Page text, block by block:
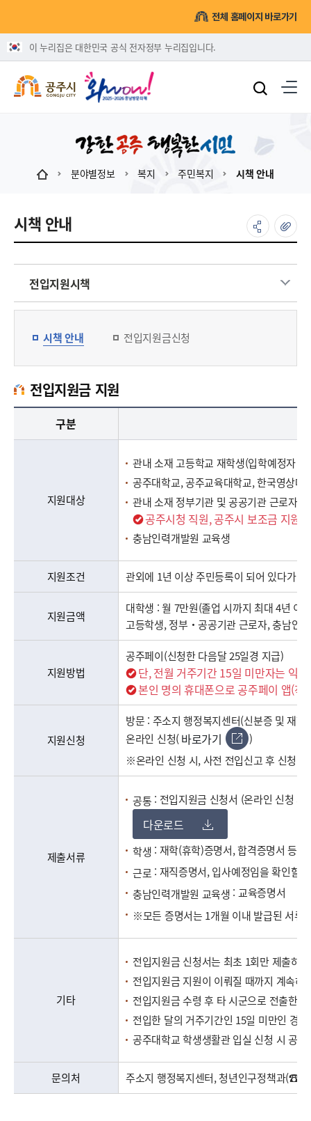
전체 홈페이지 바로가기
이 누리집은 대한민국 공식 전자정부 누리집입니다.
분야별정보 복지 주민복지 시책 안내
시책 안내
전입지원시책
시책 안내 전입지원금신청
전입지원금 지원
전입지원금 지원 안내로 구분(지원대상, 지원조건, 지원금액, 지원시기, 지원방법, 지원신청, 제출서류, 기타, 문의처), 내용 정보 제공
구분
지원대상
관내 소재 고등학교 재학생(입학예정자 포
공주대학교, 공주교육대학교, 한국영상
관내 소재 정부기관 및 공공기관 근로자(
공주시청 직원, 공주시 보조금 지원
충남인력개발원 교육생
지원조건 관외에 1년 이상 주민등록이 되어 있다가
지원금액
대학생 : 월 7만원(졸업 시까지 최대 4년 이
고등학생, 정부‧공공기관 근로자, 충남인
지원방법
공주페이(신청한 다음달 25일경 지급)
단, 전월 거주기간 15일 미만자는 익
본인 명의 휴대폰으로 공주페이 앱(착
지원신청
방문 : 주소지 행정복지센터(신분증 및 재
온라인 신청(바로가기
)
※온라인 신청 시, 사전 전입신고 후 신청
제출서류
공통 : 전입지원금 신청서 (온라인 신청 시
다운로드
학생 : 재학(휴학)증명서, 합격증명서 등
근로 : 재직증명서, 입사예정임을 확인할
충남인력개발원 교육생 : 교육증명서
※모든 증명서는 1개월 이내 발급된 서류
기타
전입지원금 신청서는 최초 1회만 제출하
전입지원금 지원이 이뤄질 때까지 계속
전입지원금 수령 후 타 시군으로 전출한
전입한 달의 거주기간인 15일 미만인 경
공주대학교 학생생활관 입실 신청 시 공
문의처 주소지 행정복지센터, 청년인구정책과